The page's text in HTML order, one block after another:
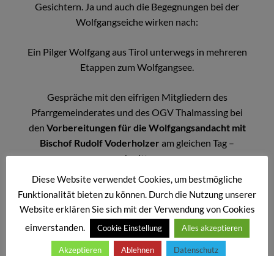
Gesichtern. Ja und auch die Begegnungen bei der
Wolfgangseiche wirken nach:
Ein Pilger Wolfgang aus Tirol unterwegs in mehreren
Etappen zum Wolfgangsee.
Gespräche mit den eifrigen Mitgliedern des
Pfarrgemeinderates und des OGV Thalmassing bei
den Vorbereitungen für die Wolfgangsandacht mit
Bischof Rudolf Voderholzer am gleichen Tag –
nachmittags.
Und die empfehlenswerte Einkehr im Biergarten des
Gasthofes zur Post in Köfering.
Hier die Bilderserie dazu:
Diese Website verwendet Cookies, um bestmögliche
Funktionalität bieten zu können. Durch die Nutzung unserer
Website erklären Sie sich mit der Verwendung von Cookies
einverstanden.
Cookie Einstellung Alles akzeptieren
Akzeptieren Ablehnen Datenschutz